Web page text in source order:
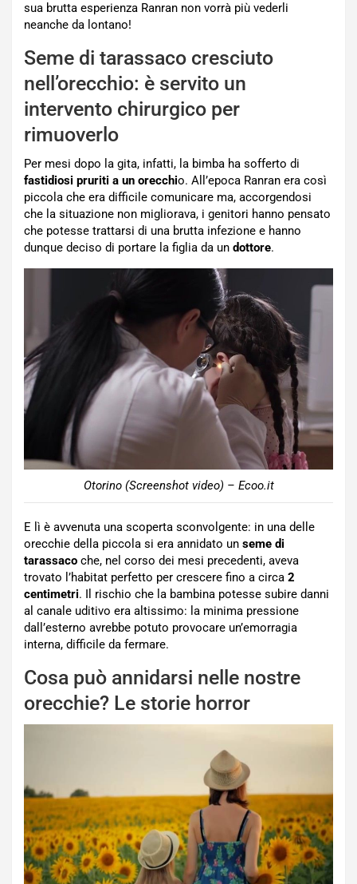
sua brutta esperienza Ranran non vorrà più vederli
neanche da lontano!
Seme di tarassaco cresciuto
nell’orecchio: è servito un
intervento chirurgico per
rimuoverlo
Per mesi dopo la gita, infatti, la bimba ha sofferto di
fastidiosi pruriti a un orecchio. All’epoca Ranran era così
piccola che era difficile comunicare ma, accorgendosi
che la situazione non migliorava, i genitori hanno pensato
che potesse trattarsi di una brutta infezione e hanno
dunque deciso di portare la figlia da un dottore.
Otorino (Screenshot video) – Ecoo.it
E lì è avvenuta una scoperta sconvolgente: in una delle
orecchie della piccola si era annidato un seme di
tarassaco che, nel corso dei mesi precedenti, aveva
trovato l’habitat perfetto per crescere fino a circa 2
centimetri. Il rischio che la bambina potesse subire danni
al canale uditivo era altissimo: la minima pressione
dall’esterno avrebbe potuto provocare un’emorragia
interna, difficile da fermare.
Cosa può annidarsi nelle nostre
orecchie? Le storie horror